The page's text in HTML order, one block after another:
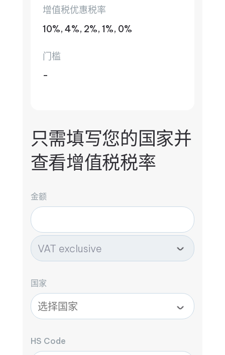
增值税优惠税率
10%, 4%, 2%, 1%, 0%
门槛
-
只需填写您的国家并
查看增值税税率
金额
国家
HS Code